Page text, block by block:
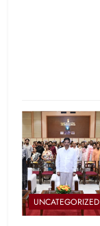
UNCATEGORIZED